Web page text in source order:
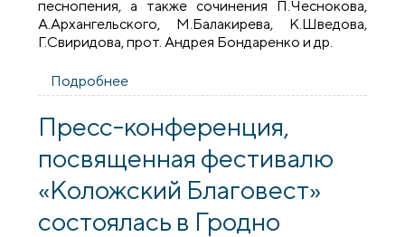
песнопения, а также сочинения П.Чеснокова,
А.Архангельского, М.Балакирева, К.Шведова,
Г.Свиридова, прот. Андрея Бондаренко и др.
Подробнее
Гавриила Белостокского
Пресс-конференция,
посвященная фестивалю
«Коложский Благовест»
состоялась в Гродно